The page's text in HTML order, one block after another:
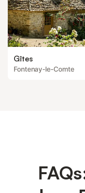
Gîtes
Fontenay-le-Comte